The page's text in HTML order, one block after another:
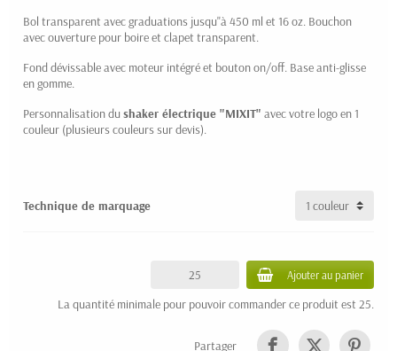
Bol transparent avec graduations jusqu"à 450 ml et 16 oz. Bouchon
avec ouverture pour boire et clapet transparent.
Fond dévissable avec moteur intégré et bouton on/off. Base anti-glisse
en gomme.
Personnalisation du shaker électrique "MIXIT" avec votre logo en 1
couleur (plusieurs couleurs sur devis).
Technique de marquage
Ajouter au panier
La quantité minimale pour pouvoir commander ce produit est 25.
Partager